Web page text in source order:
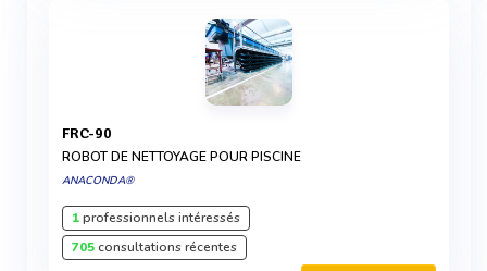
FRC-90
ROBOT DE NETTOYAGE POUR PISCINE
ANACONDA®
1professionnels intéressés
705consultations récentes